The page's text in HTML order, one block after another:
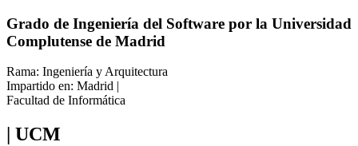
Grado de Ingeniería del Software por la Universidad
Complutense de Madrid
Rama: Ingeniería y Arquitectura
Impartido en: Madrid |
Facultad de Informática
| UCM